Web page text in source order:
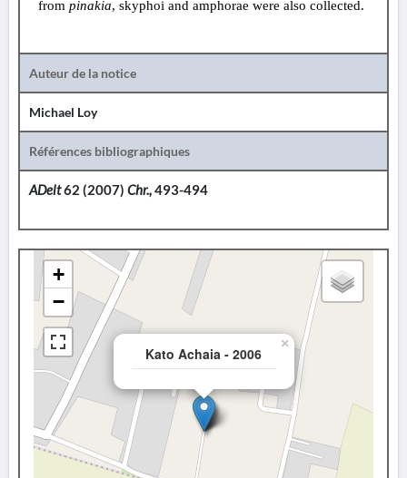
from pinakia, skyphoi and amphorae were also collected.
Auteur de la notice
Michael Loy
Références bibliographiques
ADelt62 (2007) Chr.,493-494
Kato Achaia - 2006
×
+
−